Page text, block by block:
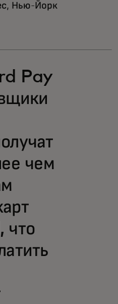
Нью-Йорк
Pay
чем
что